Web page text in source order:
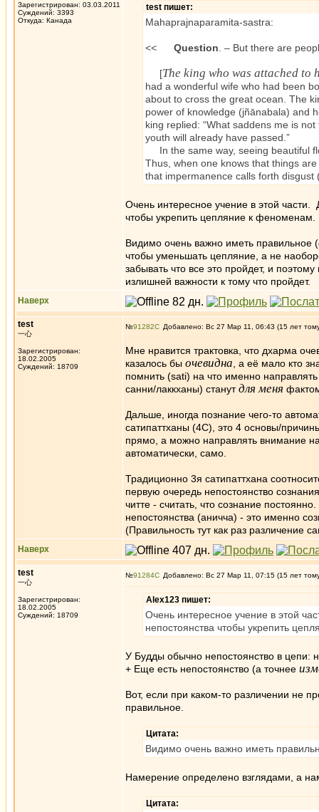
Зарегистрирован: 03.03.2011
Суждений: 3393
Откуда: Канада
test пишет:
Mahaprajnaparamita-sastra:
<< Question . – But there are
[The king who was attached to
had a wonderful wife who had been
about to cross the great ocean. The
power of knowledge (jñānabala) and
king replied: “What saddens me is
youth will already have passed.”
In the same way, seeing beautiful
Thus, when one knows that things
that impermanence calls forth
Oчень интересное учение в этой
чтобы укрепить цепляние к феноменам.
Видимо очень важно иметь правильное (
чтобы уменьшать цепляние, а не
забывать что все это пройдет, и
излишней важности к тому что пройдет.
Наверх
test
一心
Зарегистрирован:
18.02.2005
Суждений: 18709
№91282 Добавлено: Вс 27 Мар 11, 06:43 (15 лет
Мне нравится трактовка, что дхарма
казалось бы очевидна , а её мало кто
помнить (sati) на что именно
санни/лаккханы) станутдля меня
Дальше, иногда познание чего-то
сатипаттханы (4С), это 4 основы/
прямо, а можно направлять внимание
автоматически, само.
Традиционно 3я сатипаттхана
первую очередь непостоянство
читте - считать, что сознание
непостоянства (аничча) - это именно
(Правильность тут как раз различение
Наверх
test
一心
Зарегистрирован:
18.02.2005
Суждений: 18709
№91284 Добавлено: Вс 27 Мар 11, 07:15 (15 лет
Alex123 пишет:
Oчень интересное учение в этой
непостоянства чтобы укрепить
У Будды обычно непостоянство в цепи:
+ Еще есть непостоянство (а точнее
Вот, если при каком-то различении не
правильное.
Цитата:
Видимо очень важно иметь
Намерение определено взглядами, а
Цитата: